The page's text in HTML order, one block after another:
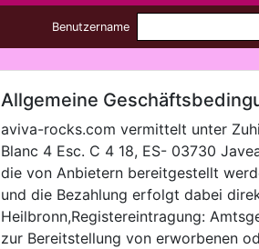
Benutzername
Allgemeine
aviva-rocks.com vermittelt unter
Blanc 4 Esc. C 4 18, ES- 03730
die von Anbietern bereitgestellt
und die Bezahlung erfolgt dabei
Heilbronn,Registereintragung:
zur Bereitstellung von erworbenen